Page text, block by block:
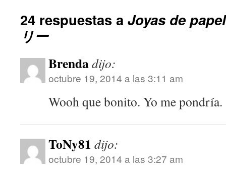
24 respuestas a Joyas de
リー
Brendadijo:
octubre 19, 2014 a las 3:11 am
Wooh que bonito. Yo me pondría.
ToNy81 dijo:
octubre 19, 2014 a las 3:27 am